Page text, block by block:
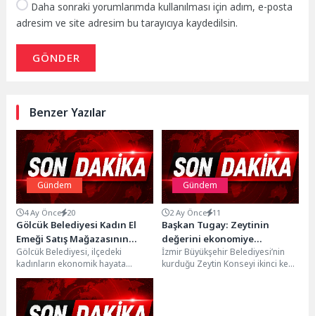
Daha sonraki yorumlarımda kullanılması için adım, e-posta
adresim ve site adresim bu tarayıcıya kaydedilsin.
GÖNDER
Benzer Yazılar
Gündem
4 Ay Önce 20
Gölcük Belediyesi Kadın El
Emeği Satış Mağazasının
Yapımına Başlandı
Gölcük Belediyesi, ilçedeki
kadınların ekonomik hayata
katılımını artıracak ve el emeği
ürünlerini kazanca dönüştürecek
olan...
Gündem
2 Ay Önce 11
Başkan Tugay: Zeytinin
değerini ekonomiye
yansıtmalıyız
İzmir Büyükşehir Belediyesi’nin
kurduğu Zeytin Konseyi ikinci kez